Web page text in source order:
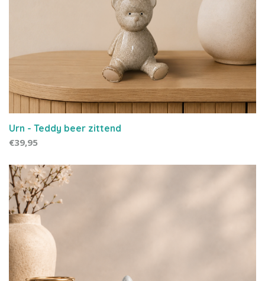
Urn - Teddy beer zittend
€39,95